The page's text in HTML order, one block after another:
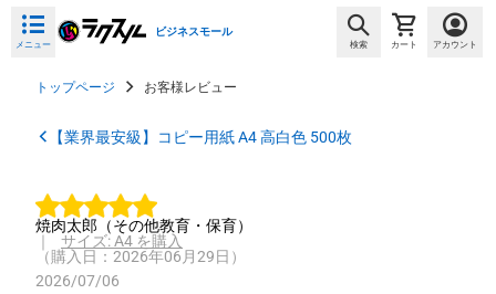
メニュー
ビジネスモール
検索 カート アカウント
トップページ お客様レビュー
【業界最安級】コピー用紙 A4 高白色 500枚
焼肉太郎 （その他教育・保育）
サイズ: A4 を購入
（購入日：2026年06月29日）
2026/07/06